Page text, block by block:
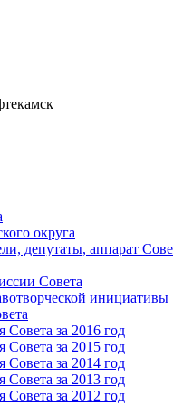
округа
депутаты, аппарат
Совета
инициативы
Совета за 2016 год
Совета за 2015 год
Совета за 2014 год
Совета за 2013 год
Совета за 2012 год